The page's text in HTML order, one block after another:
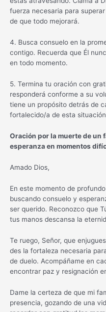
fuerza necesaria para
de que todo mejorará.
4. Busca consuelo en la
contigo. Recuerda que Él
en todo momento.
5. Termina tu oración con
responderá conforme a su
tiene un propósito detrás de
fortalecido/a de esta
Oración por la muerte de un
esperanza en momentos
Amado Dios,
En este momento de
buscando consuelo y
ser querido. Reconozco que
tus manos descansa la
Te ruego, Señor, que
des la fortaleza necesaria
de duelo. Acompáñame en
encontrar paz y resignación
Dame la certeza de que mi
presencia, gozando de una